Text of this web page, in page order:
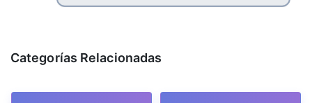
Categorías Relacionadas